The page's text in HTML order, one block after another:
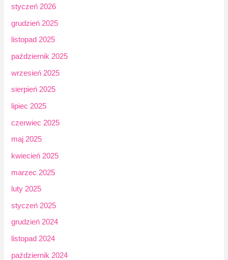
styczeń 2026
grudzień 2025
listopad 2025
październik 2025
wrzesień 2025
sierpień 2025
lipiec 2025
czerwiec 2025
maj 2025
kwiecień 2025
marzec 2025
luty 2025
styczeń 2025
grudzień 2024
listopad 2024
październik 2024